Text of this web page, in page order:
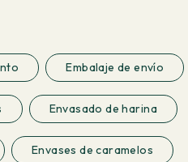
Embalaje de envío
Envasado de harina
Envases de caramelos